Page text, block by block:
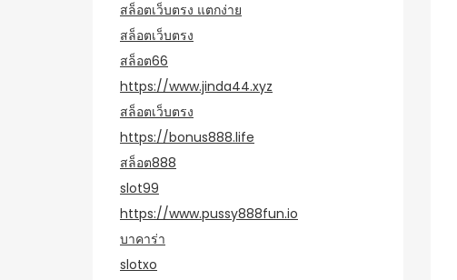
สล็อตเว็บตรง แตกง่าย
สล็อตเว็บตรง
สล็อต66
https://www.jinda44.xyz
สล็อตเว็บตรง
https://bonus888.life
สล็อต888
slot99
https://www.pussy888fun.io
บาคาร่า
slotxo